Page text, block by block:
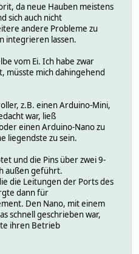
da neue Hauben meistens
sich auch nicht
andere Probleme zu
integrieren lassen.
vom Ei. Ich habe zwar
müsste mich dahingehend
z.B. einen Arduino-Mini,
war, ließ
einen Arduino-Nano zu
liegendste zu sein.
und die Pins über zwei 9-
außen geführt.
die Leitungen der Ports des
dann für
Den Nano, mit einem
schnell geschrieben war,
ihren Betrieb